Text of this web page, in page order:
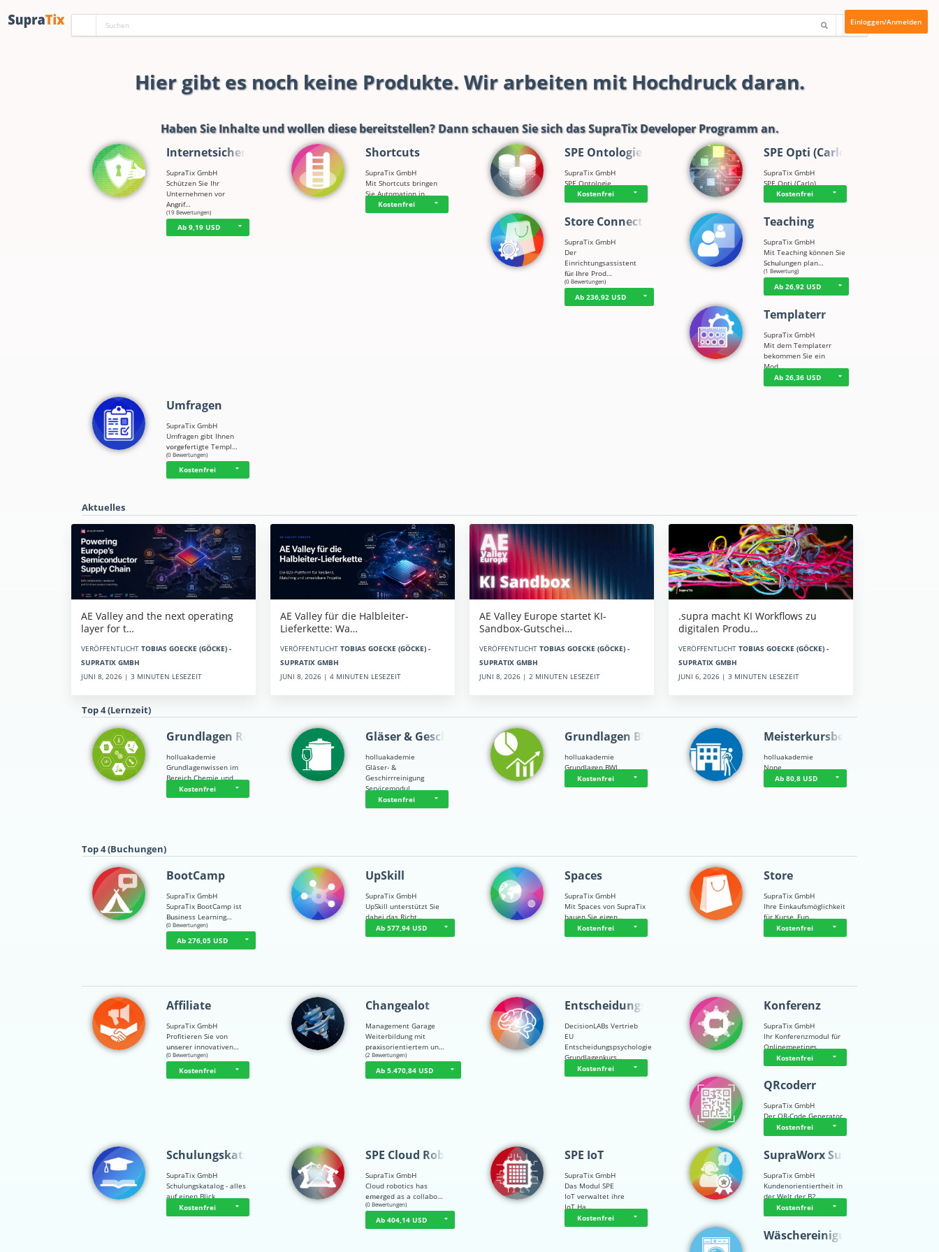
Einloggen/Anmelden
Hier gibt es noch keine Produkte. Wir arbeiten mit Hochdruck daran.
Haben Sie Inhalte und wollen diese bereitstellen? Dann schauen Sie sich dasSupraTix Developer Programman.
Internetsicherh…
SupraTix GmbH
Schützen Sie Ihr
Unternehmen vor
Angrif…
☆☆☆☆☆
(19 Bewertungen)
Ab 9,19 USD
Shortcuts
SupraTix GmbH
Mit Shortcuts bringen
Sie Automation in…
Kostenfrei
SPE Ontologie
SupraTix GmbH
SPE Ontologie
Kostenfrei
SPE Opti (Carlo)
SupraTix GmbH
SPE Opti (Carlo)
Kostenfrei
Store Connect
SupraTix GmbH
Der
Einrichtungsassistent
für Ihre Prod…
☆☆☆ ☆☆
(0 Bewertungen)
Ab 236,92 USD
Teaching
SupraTix GmbH
Mit Teaching können Sie
Schulungen plan…
☆☆ ☆☆☆
(1 Bewertung)
Ab 26,92 USD
Templaterr
SupraTix GmbH
Mit dem Templaterr
bekommen Sie ein
Mod…
Ab 26,36 USD
Umfragen
SupraTix GmbH
Umfragen gibt Ihnen
vorgefertigte Templ…
☆☆☆☆☆
(0 Bewertungen)
Kostenfrei
Aktuelles
AE Valley and the next operating
layer for t…
VERÖFFENTLICHT TOBIAS GOECKE (GÖCKE) -
SUPRATIX GMBH
JUNI 8, 2026 | 3 MINUTEN LESEZEIT
AE Valley für die Halbleiter-
Lieferkette: Wa…
VERÖFFENTLICHT TOBIAS GOECKE (GÖCKE) -
SUPRATIX GMBH
JUNI 8, 2026 | 4 MINUTEN LESEZEIT
AE Valley Europe startet KI-
Sandbox-Gutschei…
VERÖFFENTLICHT TOBIAS GOECKE (GÖCKE) -
SUPRATIX GMBH
JUNI 8, 2026 | 2 MINUTEN LESEZEIT
.supra macht KI Workflows zu
digitalen Produ…
VERÖFFENTLICHT TOBIAS GOECKE (GÖCKE) -
SUPRATIX GMBH
JUNI 6, 2026 | 3 MINUTEN LESEZEIT
Top 4 (Lernzeit)
Grundlagen Rein…
holluakademie
Grundlagenwissen im
Bereich Chemie und …
Kostenfrei
Gläser & Geschi…
holluakademie
Gläser- &
Geschirrreinigung
Servicemodul
Kostenfrei
Grundlagen BWL
holluakademie
Grundlagen BWL
Kostenfrei
Meisterkursbegl…
holluakademie
None
Ab 80,8 USD
Top 4 (Buchungen)
BootCamp
SupraTix GmbH
SupraTix BootCamp ist
Business Learning…
☆☆☆☆ ☆
(0 Bewertungen)
Ab 276,05 USD
UpSkill
SupraTix GmbH
UpSkill unterstützt Sie
dabei das Richt…
Ab 577,94 USD
Spaces
SupraTix GmbH
Mit Spaces von SupraTix
bauen Sie eigen…
Kostenfrei
Store
SupraTix GmbH
Ihre Einkaufsmöglichkeit
für Kurse, Fun…
Kostenfrei
Affiliate
SupraTix GmbH
Profitieren Sie von
unserer innovativen…
☆☆☆☆☆
(0 Bewertungen)
Kostenfrei
Changealot
Management Garage
Weiterbildung mit
praxisorientiertem un…
☆☆☆ ☆☆
(2 Bewertungen)
Ab 5.470,84 USD
Entscheidungsps…
DecisionLABs Vertrieb
EU
Entscheidungspsychologie
Grundlagenkurs…
Kostenfrei
Konferenz
SupraTix GmbH
Ihr Konferenzmodul für
Onlinemeetings
Kostenfrei
QRcoderr
SupraTix GmbH
Der QR-Code Generator
Kostenfrei
Schulungskatalog
SupraTix GmbH
Schulungskatalog - alles
auf einen Blick
Kostenfrei
SPE Cloud Robot…
SupraTix GmbH
Cloud robotics has
emerged as a collabo…
☆☆☆☆☆
(0 Bewertungen)
Ab 404,14 USD
SPE IoT
SupraTix GmbH
Das Modul SPE
IoT verwaltet ihre
IoT Ha…
Kostenfrei
SupraWorx Suppo…
SupraTix GmbH
Kundenorientiertheit in
der Welt der B2…
Kostenfrei
Wäschereinigung…